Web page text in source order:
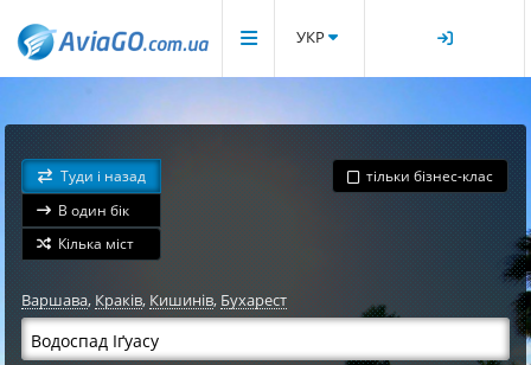
УКР
Туди і назад
В один бік
Кілька міст
тільки бізнес-клас
Варшава, Краків,Кишинів,Бухарест